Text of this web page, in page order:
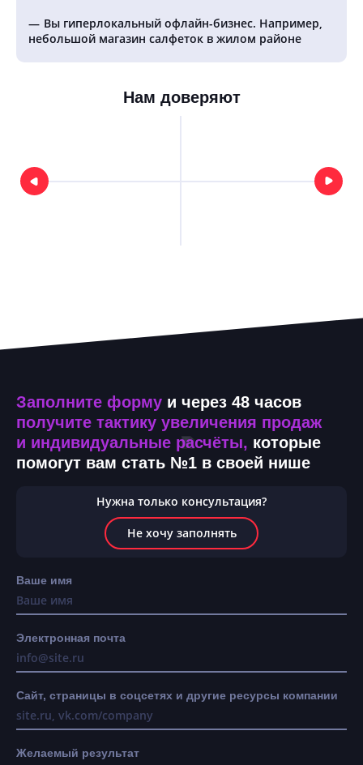
Вы гиперлокальный офлайн-бизнес. Например,
небольшой магазин салфеток в жилом районе
Нам доверяют
Заполните форму и через 48 часов
получите тактику увеличения продаж
и индивидуальные расчёты, которые
помогут вам стать №1 в своей нише
Нужна только консультация?
Не хочу заполнять
Ваше имя
Электронная почта
Сайт, страницы в соцсетях и другие ресурсы компании
Желаемый результат